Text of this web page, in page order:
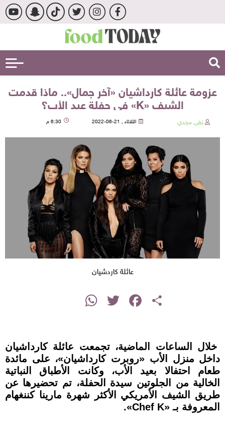
عزومة عائلة كارداشيان «آخر جمال».. ماذا قدمت
الشيف «K» في حفلة عيد الأب؟
تقى مجدي الثلاثاء , 21-06-2022 6:30 م
عائلة كاردشيان
Share
Facebook
Twitter
WhatsApp
خلال الساعات الماضية، تجمعت عائلة كارداشيان
داخل منزل الأب «روبرت كارداشيان»، على مائدة
طعام احتفالا بعيد الأب، وكانت الأطباق النباتية
الخالية من الجلوتين سيدة الحفلة، تم تحضيرها عن
طريق الشيف الأمريكي الأكثر شهرة مارينا كننغهام
المعروفة بـ «Chef K».